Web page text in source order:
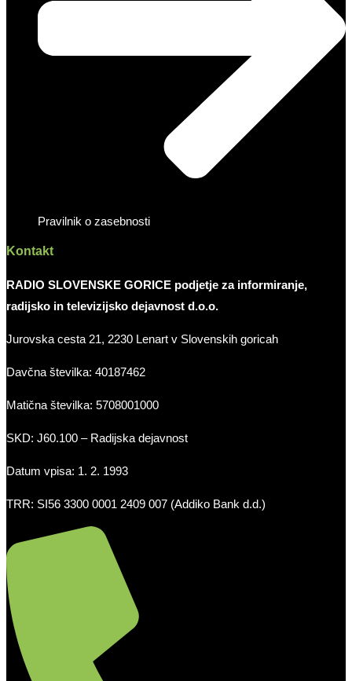
Pravilnik o zasebnosti
Kontakt
RADIO SLOVENSKE GORICE podjetje za informiranje,
radijsko in televizijsko dejavnost d.o.o.
Jurovska cesta 21, 2230 Lenart v Slovenskih goricah
Davčna številka: 40187462
Matična številka: 5708001000
SKD: J60.100 – Radijska dejavnost
Datum vpisa: 1. 2. 1993
TRR: SI56 3300 0001 2409 007 (Addiko Bank d.d.)